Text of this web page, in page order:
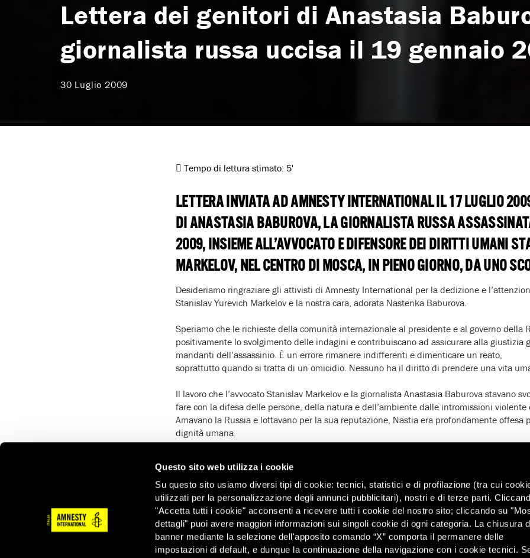
Questo sito web utilizza i cookie
Su questo sito usiamo diversi tipi di cookie: tecnici, statistici e di profilazione (tra cui
utilizzati per la personalizzazione degli annunci pubblicitari), nostri e di terze parti.
"Accetta tutti i cookie" acconsenti a ricevere tutti i cookie del nostro sito; cliccando su
dettagli" puoi avere maggiori informazioni sui singoli cookie di ogni categoria. La chiusura
banner mediante la selezione dell'apposito comando “X” comporta il permanere delle
impostazioni di default, e dunque la continuazione della navigazione con i cookie tecnici.
Lettera dei genitori di Anastasia
giornalista russa uccisa il 19 gennaio
30 Luglio 2009
Tempo di lettura stimato: 5'
LETTERA INVIATA AD AMNESTY INTERNATIONAL IL 17 LUGLIO
DI ANASTASIA BABUROVA, LA GIORNALISTA RUSSA
2009, INSIEME ALL’AVVOCATO E DIFENSORE DEI DIRITTI UMANI
MARKELOV, NEL CENTRO DI MOSCA, IN PIENO GIORNO, DA UNO
Desideriamo ringraziare gli attivisti di Amnesty International per la dedizione e
Stanislav Yurevich Markelov e la nostra cara, adorata Nastenka Baburova.
Speriamo che le richieste della comunità internazionale al presidente e al governo della
positivamente lo svolgimento delle indagini e contribuiscano ad assicurare alla giustizia
mandanti dell’assassinio. È un errore rimanere indifferenti e dimenticare un reato,
soprattutto quando si tratta di un omicidio. Nessuno ha il diritto di prendere una vita
Il lavoro che l’avvocato Stanislav Markelov e la giornalista Anastasia Baburova stavano
fare con la difesa delle persone, della natura e dell’ambiente dalle intromissioni
Amavano la Russia e lottavano per la sua reputazione, Nastia era profondamente offesa
dignità umana.
‘Come si fa a guardare negli occhi uno studente coreano che è stato appena colpito
teppistelli prima di salire sul tram? Gli sono saltati addosso, hanno fatto il saluto
tram’.
Questo invece è un appunto del 9 agosto 2008:
‘Non riuscivo a dormire, sono uscita presto e alle sette di mattina, sul marciapiede,
persona che era stata appena uccisa’.